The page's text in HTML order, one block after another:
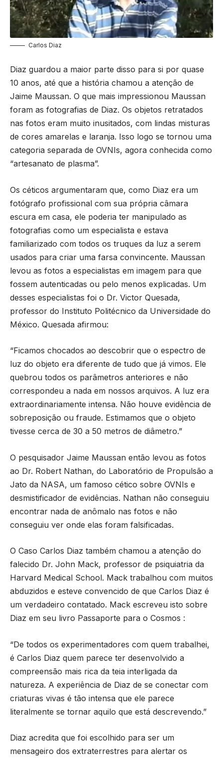
Carlos Diaz
Diaz guardou a maior parte disso para si por quase
10 anos, até que a história chamou a atenção de
Jaime Maussan. O que mais impressionou Maussan
foram as fotografias de Diaz. Os objetos retratados
nas fotos eram muito inusitados, com lindas misturas
de cores amarelas e laranja. Isso logo se tornou uma
categoria separada de OVNIs, agora conhecida como
“artesanato de plasma”.
Os céticos argumentaram que, como Diaz era um
fotógrafo profissional com sua própria câmara
escura em casa, ele poderia ter manipulado as
fotografias como um especialista e estava
familiarizado com todos os truques da luz a serem
usados para criar uma farsa convincente. Maussan
levou as fotos a especialistas em imagem para que
fossem autenticadas ou pelo menos explicadas. Um
desses especialistas foi o Dr. Victor Quesada,
professor do Instituto Politécnico da Universidade do
México. Quesada afirmou:
“Ficamos chocados ao descobrir que o espectro de
luz do objeto era diferente de tudo que já vimos. Ele
quebrou todos os parâmetros anteriores e não
correspondeu a nada em nossos arquivos. A luz era
extraordinariamente intensa. Não houve evidência de
sobreposição ou fraude. Estimamos que o objeto
tivesse cerca de 30 a 50 metros de diâmetro.”
O pesquisador Jaime Maussan então levou as fotos
ao Dr. Robert Nathan, do Laboratório de Propulsão a
Jato da NASA, um famoso cético sobre OVNIs e
desmistificador de evidências. Nathan não conseguiu
encontrar nada de anômalo nas fotos e não
conseguiu ver onde elas foram falsificadas.
O Caso Carlos Diaz também chamou a atenção do
falecido Dr. John Mack, professor de psiquiatria da
Harvard Medical School. Mack trabalhou com muitos
abduzidos e esteve convencido de que Carlos Diaz é
um verdadeiro contatado. Mack escreveu isto sobre
Diaz em seu livro Passaporte para o Cosmos :
“De todos os experimentadores com quem trabalhei,
é Carlos Diaz quem parece ter desenvolvido a
compreensão mais rica da teia interligada da
natureza. A experiência de Diaz de se conectar com
criaturas vivas é tão intensa que ele parece
literalmente se tornar aquilo que está descrevendo.”
Diaz acredita que foi escolhido para ser um
mensageiro dos extraterrestres para alertar os